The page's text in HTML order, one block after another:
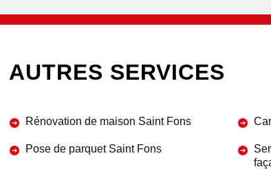
AUTRES SERVICES
Rénovation de maison Saint Fons
Pose de parquet Saint Fons